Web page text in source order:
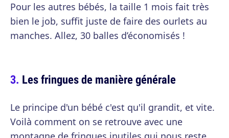
Pour les autres bébés, la taille 1 mois fait très
bien le job, suffit juste de faire des ourlets au
manches. Allez, 30 balles d’économisés !
Les fringues de manière générale
Le principe d'un bébé c'est qu'il grandit, et vite.
Voilà comment on se retrouve avec une